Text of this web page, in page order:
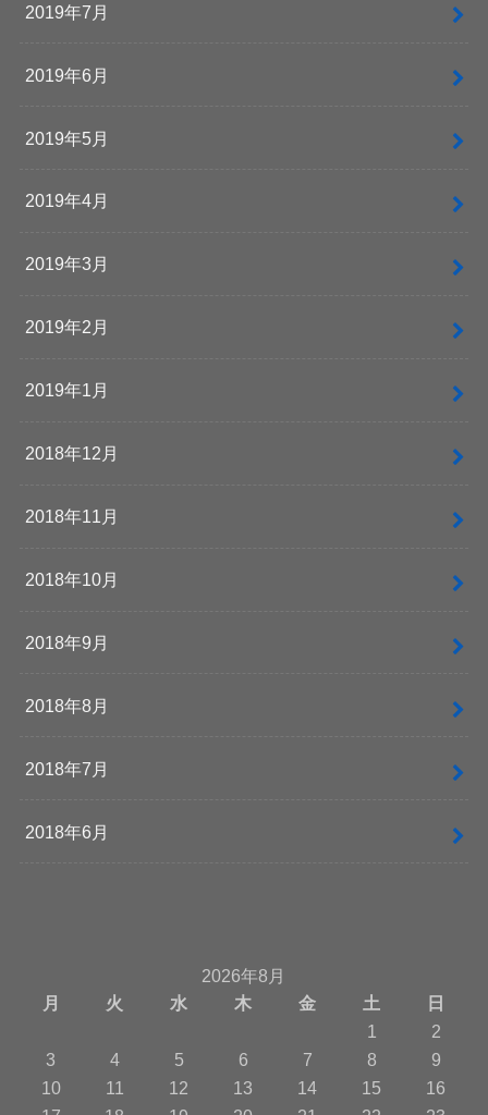
2019年7月
2019年6月
2019年5月
2019年4月
2019年3月
2019年2月
2019年1月
2018年12月
2018年11月
2018年10月
2018年9月
2018年8月
2018年7月
2018年6月
2026年8月
月
火 水 木 金 土
日
1
2
3
4 5 6 7 8
9
10
11 12 13 14 15
16